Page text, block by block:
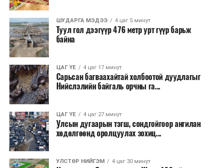
хөнгөвчлөх, шаардлага хангасан зөвшөөрлийн
хүсэлтийг түргэн шийдвэрлэх, шатахууны
нийлүүлэлтийн тогтвортой байдлыг хангахыг
холбогдох сайд нарт үүрэг болголоо.
ШУДАРГА МЭДЭЭ 4 цаг 5 минут
Туул гол дээгүүр 476 метр урт гүүр барьж
байна
ЦАГ ҮЕ 4 цаг 17 минут
Сарьсан багваахайтай холбоотой дуудлагыг
Нийслэлийн байгаль орчны га...
ЦАГ ҮЕ 4 цаг 27 минут
Улсын дугаарын тэгш, сондгойгоор ангилан
хөдөлгөөнд оролцуулах зохиц...
УЛСТӨР НИЙГЭМ 4 цаг 30 минут